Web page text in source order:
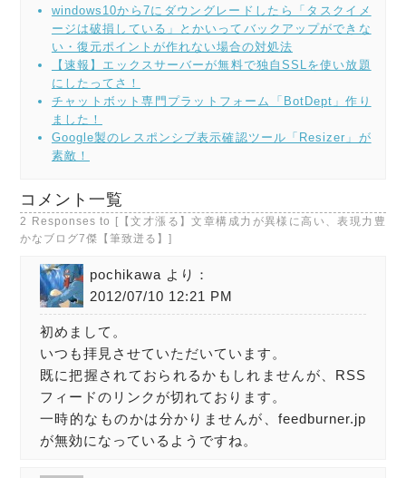
windows10から7にダウングレードしたら「タスクイメ
ージは破損している」とかいってバックアップができな
い・復元ポイントが作れない場合の対処法
【速報】エックスサーバーが無料で独自SSLを使い放題
にしたってさ！
チャットボット専門プラットフォーム「BotDept」作り
ました！
Google製のレスポンシブ表示確認ツール「Resizer」が
素敵！
コメント一覧
2 Responses to [【文才漲る】文章構成力が異様に高い、表現力豊
かなブログ7傑【筆致迸る】]
pochikawa より：
2012/07/10 12:21 PM
初めまして。
いつも拝見させていただいています。
既に把握されておられるかもしれませんが、RSS
フィードのリンクが切れております。
一時的なものかは分かりませんが、feedburner.jp
が無効になっているようですね。